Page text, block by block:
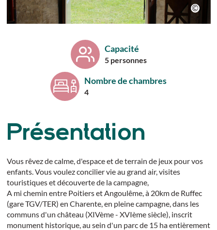
Capacité
5 personnes
Nombre de chambres
4
Présentation
Vous rêvez de calme, d'espace et de terrain de jeux pour vos
enfants. Vous voulez concilier vie au grand air, visites
touristiques et découverte de la campagne,
A mi chemin entre Poitiers et Angoulême, à 20km de Ruffec
(gare TGV/TER) en Charente, en pleine campagne, dans les
communs d'un château (XIVème - XVIème siècle), inscrit
monument historique, au sein d'un parc de 15 ha entièrement